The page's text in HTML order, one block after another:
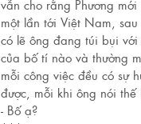
vẫn cho rằng Phương
một lần tới Việt Nam,
có lẽ ông đang túi bụi
của bố tí nào và thường
mỗi công việc đều có sự
được, mỗi khi ông nói
- Bố ạ?